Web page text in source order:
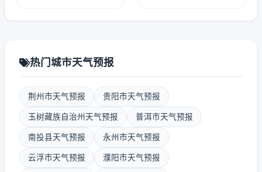
热门城市天气预报
荆州市天气预报 贵阳市天气预报
玉树藏族自治州天气预报 普洱市天气预报
南投县天气预报 永州市天气预报
云浮市天气预报 濮阳市天气预报